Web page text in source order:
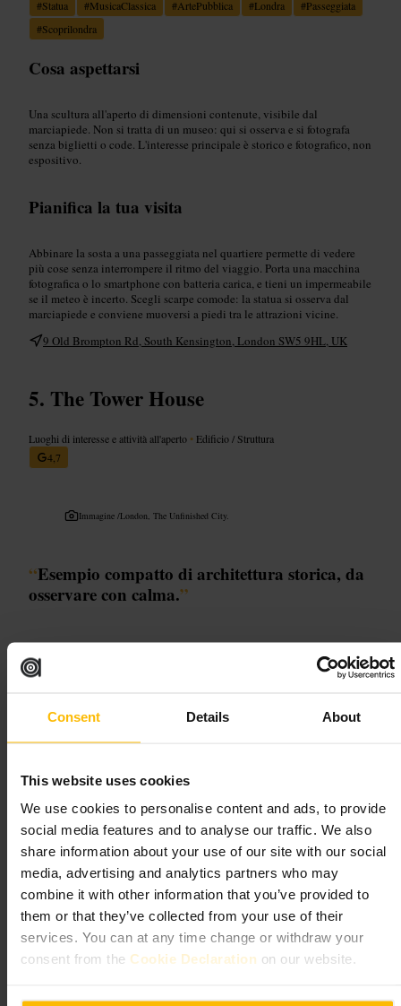
Consent Details About
This website uses cookies
We use cookies to personalise content and ads, to provide
social media features and to analyse our traffic. We also
share information about your use of our site with our social
media, advertising and analytics partners who may
combine it with other information that you’ve provided to
them or that they’ve collected from your use of their
services. You can at any time change or withdraw your
consent from the Cookie Declaration on our website.
#Statua #MusicaClassica #ArtePubblica #Londra #Passeggiata
#Scoprilondra
Cosa aspettarsi
Una scultura all'aperto di dimensioni contenute, visibile dal
marciapiede. Non si tratta di un museo: qui si osserva e si fotografa
senza biglietti o code. L'interesse principale è storico e fotografico, non
espositivo.
Pianifica la tua visita
Abbinare la sosta a una passeggiata nel quartiere permette di vedere
più cose senza interrompere il ritmo del viaggio. Porta una macchina
fotografica o lo smartphone con batteria carica, e tieni un impermeabile
se il meteo è incerto. Scegli scarpe comode: la statua si osserva dal
marciapiede e conviene muoversi a piedi tra le attrazioni vicine.
9 Old Brompton Rd, South Kensington, London SW5 9HL, UK
The Tower House
Luoghi di interesse e attività all'aperto • Edificio / Struttura
4,7
Immagine /London, The Unfinished City.
“Esempio compatto di architettura storica, da
osservare con calma.”
Adatto a
Visita principalmente pensata per l'osservazione esterna: facciata,
volumi e dettagli ornamentali. L'interno può non essere sempre
accessibile al pubblico, perciò molte persone si concentrano sulle viste
esterne e sulle fotografie. Atmosfera raccolta, adatta a chi ama
l'architettura storica.
Pianifica la tua visita
Controlla in anticipo se sono previste visite guidate o accessi interni.
durante le foto. Porta una macchina fotografica o uno smartphone con